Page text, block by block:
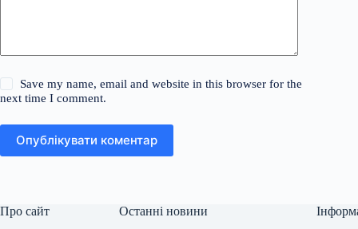
Save my name, email and website in this browser for the
next time I comment.
Опублікувати коментар
Про сайт Останні новини